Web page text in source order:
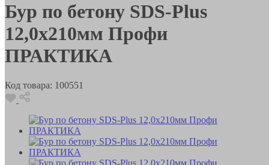
Бур по бетону SDS-Plus
12,0х210мм Профи
ПРАКТИКА
Код товара: 100551